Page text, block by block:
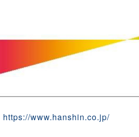
https://www.hanshin.co.jp/